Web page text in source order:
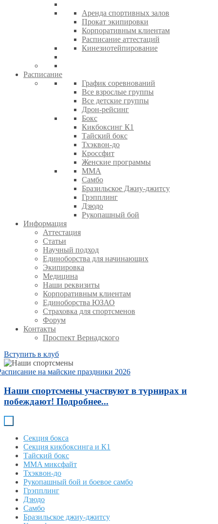
Аренда спортивных залов
Прокат экипировки
Корпоративным клиентам
Расписание аттестаций
Кинезиотейпирование
Расписание
График соревнований
Все взрослые группы
Все детские группы
Дрон-рейсинг
Бокс
Кикбоксинг К1
Тайский бокс
Тхэквон-до
Кроссфит
Женские программы
ММА
Самбо
Бразильское Джиу-джитсу
Грэпплинг
Дзюдо
Рукопашный бой
Информация
Аттестация
Статьи
Научный подход
Единоборства для начинающих
Экипировка
Медицина
Наши реквизиты
Корпоративным клиентам
Единоборства ЮЗАО
Страховка для спортсменов
Форум
Контакты
Проспект Вернадского
Вступить в клуб
на майские праздники 2026
Наши спортсмены участвуют в турнирах и
побеждают! Подробнее...
Секция бокса
Секция кикбоксинга и К1
Тайский бокс
MMA миксфайт
Тхэквон-до
Рукопашный бой и боевое самбо
Грэпплинг
Дзюдо
Самбо
Бразильское джиу-джитсу